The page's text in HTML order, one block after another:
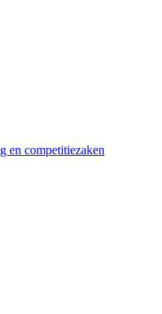
en competitiezaken